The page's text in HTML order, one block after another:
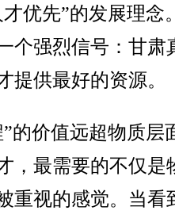
优先”的发展理念
个强烈信号：甘肃
提供最好的资源。
价值远超物质层
，最需要的不仅是
重视的感觉。当看